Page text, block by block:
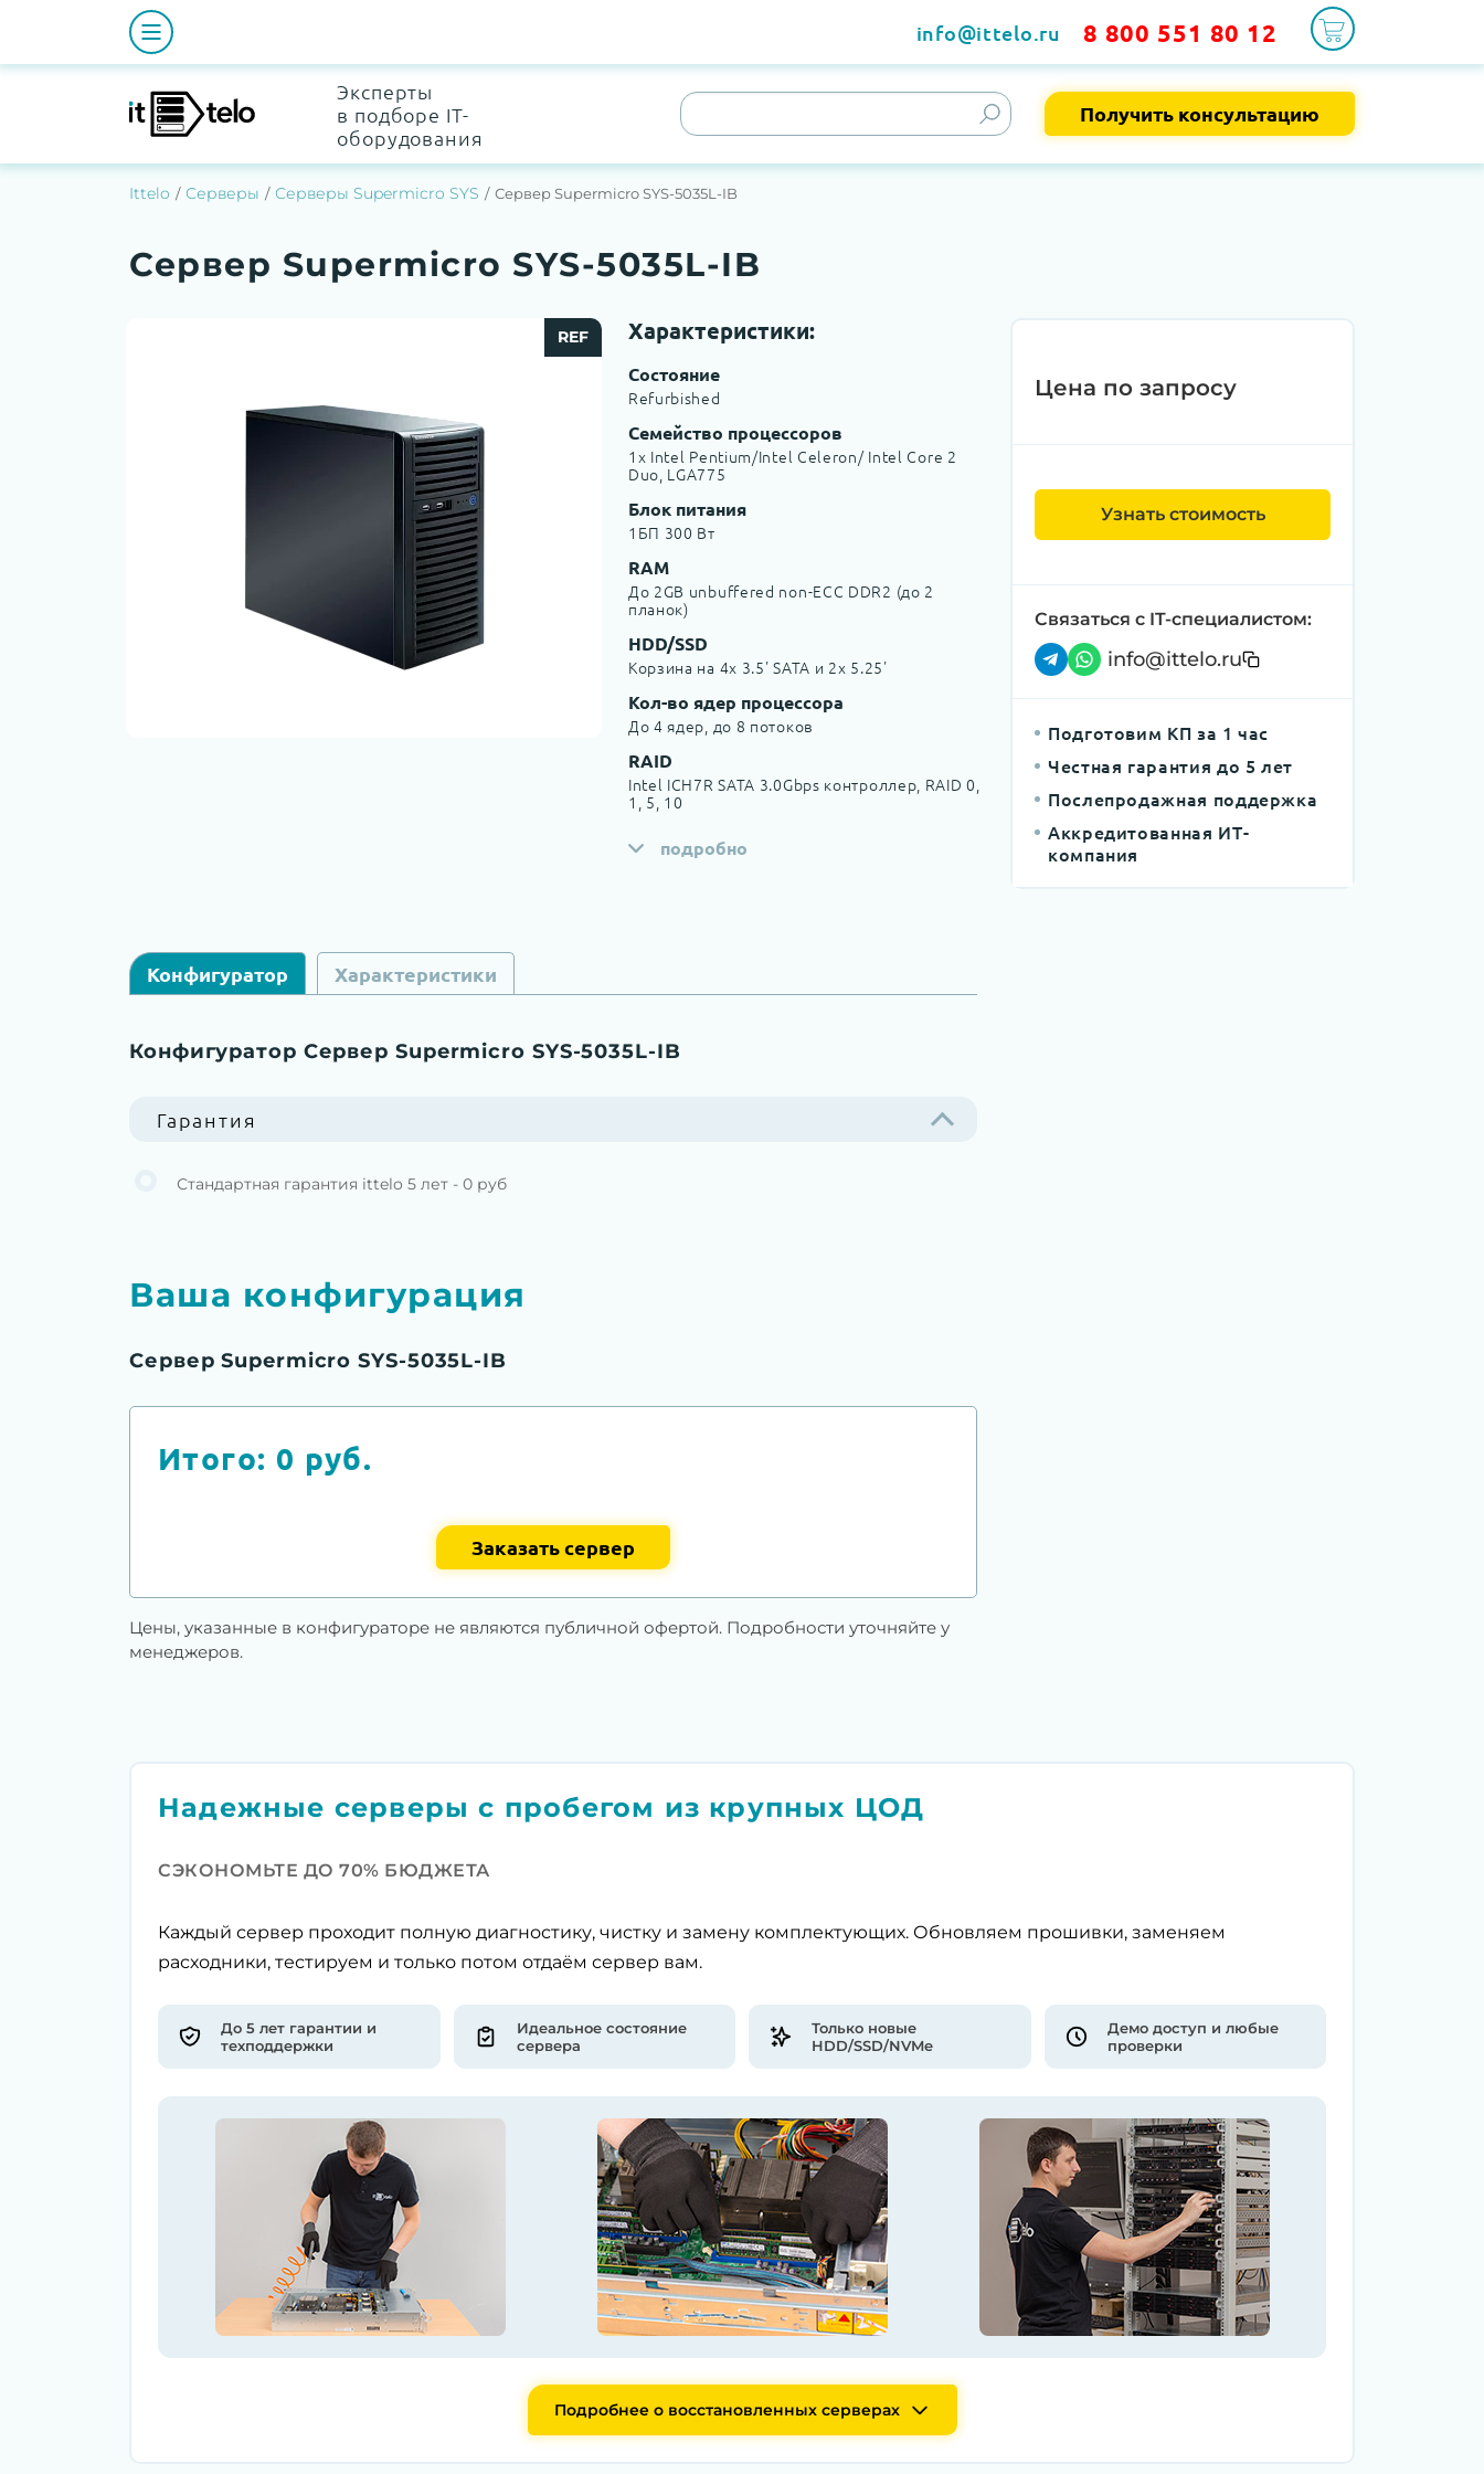
info@ittelo.ru 8 800 551 80 12
Эксперты
в подборе IT-
оборудования
Получить консультацию
Ittelo Серверы Серверы Supermicro SYS Сервер Supermicro SYS-5035L-IB
Сервер Supermicro SYS-5035L-IB
REF Характеристики:
Состояние
Refurbished
Семейство процессоров
1x Intel Pentium/Intel Celeron/ Intel Core 2
Duo, LGA775
Блок питания
1БП 300 Вт
RAM
До 2GB unbuffered non-ECC DDR2 (до 2
планок)
HDD/SSD
Корзина на 4x 3.5' SATA и 2x 5.25'
Кол-во ядер процессора
До 4 ядер, до 8 потоков
RAID
Intel ICH7R SATA 3.0Gbps контроллер, RAID 0,
1, 5, 10
подробно
Конфигуратор Характеристики
Конфигуратор Сервер Supermicro SYS-5035L-IB
Гарантия
Стандартная гарантия ittelo 5 лет - 0 руб
Ваша конфигурация
Сервер Supermicro SYS-5035L-IB
Итого: 0 руб.
Заказать сервер
Цены, указанные в конфигураторе не являются публичной офертой. Подробности уточняйте у
менеджеров.
Цена по запросу
Узнать стоимость
Связаться с IT-специалистом:
info@ittelo.ru
Подготовим КП за 1 час
Честная гарантия до 5 лет
Послепродажная поддержка
Аккредитованная ИТ-
компания
Надежные серверы с пробегом из крупных ЦОД
СЭКОНОМЬТЕ ДО 70% БЮДЖЕТА
Каждый сервер проходит полную диагностику, чистку и замену комплектующих. Обновляем прошивки, заменяем
расходники, тестируем и только потом отдаём сервер вам.
До 5 лет гарантии и
техподдержки
Идеальное состояние
сервера
Только новые
HDD/SSD/NVMe
Демо доступ и любые
проверки
Подробнее о восстановленных серверах